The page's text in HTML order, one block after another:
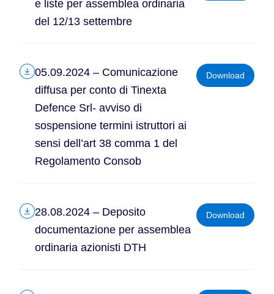
e liste per assemblea ordinaria
del 12/13 settembre
05.09.2024 – Comunicazione
diffusa per conto di Tinexta
Defence Srl- avviso di
sospensione termini istruttori ai
sensi dell’art 38 comma 1 del
Regolamento Consob
Download
28.08.2024 – Deposito
documentazione per assemblea
ordinaria azionisti DTH
Download